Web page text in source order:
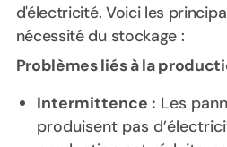
d'électricité. Voici les
nécessité du stockage :
Problèmes liés à la
Intermittence : Les
produisent pas